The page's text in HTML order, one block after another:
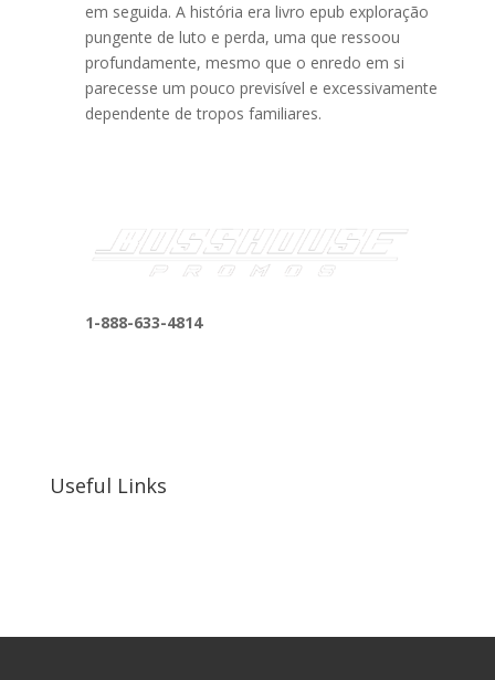
em seguida. A história era livro epub exploração
pungente de luto e perda, uma que ressoou
profundamente, mesmo que o enredo em si
parecesse um pouco previsível e excessivamente
dependente de tropos familiares.
1-888-633-4814
Useful Links